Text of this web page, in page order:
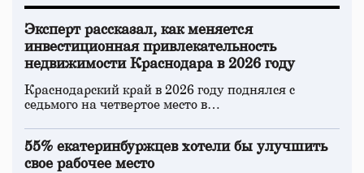
Эксперт рассказал, как меняется
инвестиционная привлекательность
недвижимости Краснодара в 2026 году
Краснодарский край в 2026 году поднялся с
седьмого на четвертое место в…
55% екатеринбуржцев хотели бы улучшить
свое рабочее место